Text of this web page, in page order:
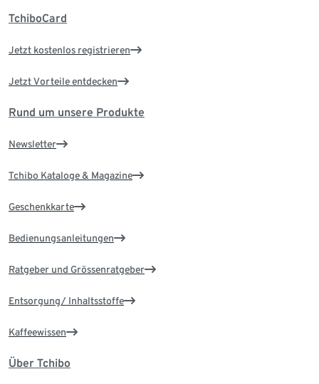
TchiboCard
Jetzt kostenlos registrieren
Jetzt Vorteile entdecken
Rund um unsere Produkte
Newsletter
Tchibo Kataloge & Magazine
Geschenkkarte
Bedienungsanleitungen
Ratgeber und Grössenratgeber
Entsorgung/ Inhaltsstoffe
Kaffeewissen
Über Tchibo